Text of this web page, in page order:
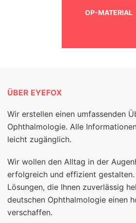
OP-MATERIAL
ÜBER EYEFOX
Wir erstellen einen umfassenden
Ophthalmologie. Alle
leicht zugänglich.
Wir wollen den Alltag in der
erfolgreich und effizient gestalten.
Lösungen, die Ihnen zuverlässig
deutschen Ophthalmologie einen
verschaffen.